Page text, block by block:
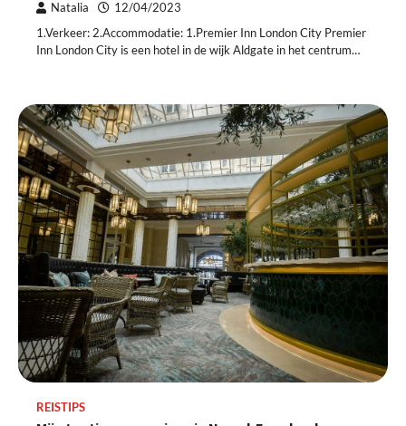
Natalia 12/04/2023
1.Verkeer: 2.Accommodatie: 1.Premier Inn London City Premier
Inn London City is een hotel in de wijk Aldgate in het centrum…
REISTIPS